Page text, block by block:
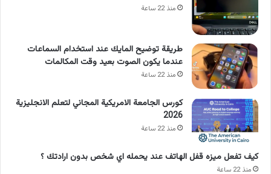
منذ 22 ساعة
طريقة توضيح المايك عند استخدام السماعات
عندما يكون الصوت بعيد وقت المكالمات
منذ 22 ساعة
كورس الجامعة الامريكية المجاني لتعلم الانجليزية
2026
منذ 22 ساعة
كيف تفعل ميزه قفل الهاتف عند يحمله اي شخص بدون ارادتك ؟
منذ 22 ساعة